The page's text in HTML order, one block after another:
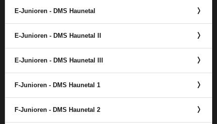
E-Junioren - DMS Haunetal
E-Junioren - DMS Haunetal II
E-Junioren - DMS Haunetal III
F-Junioren - DMS Haunetal 1
F-Junioren - DMS Haunetal 2